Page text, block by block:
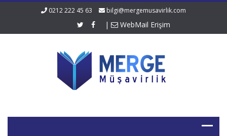
0212 222 45 63 bilgi@mergemusavirlik.com
| WebMail Erişim